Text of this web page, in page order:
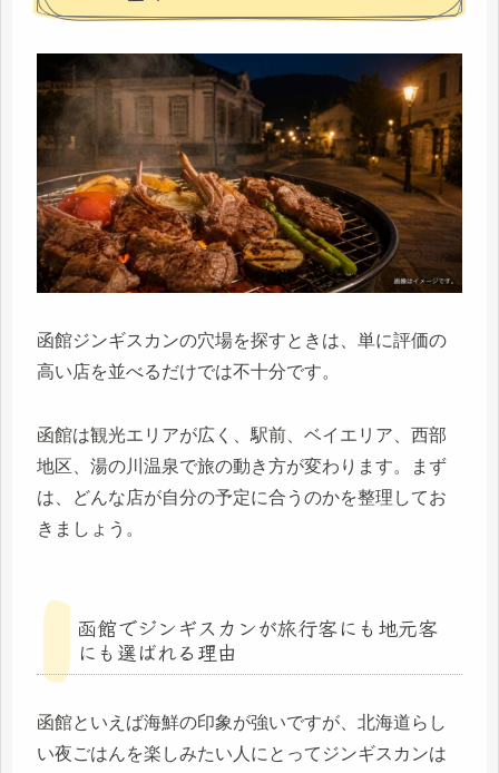
函館ジンギスカンの穴場を探すときは、単に評価の
高い店を並べるだけでは不十分です。
函館は観光エリアが広く、駅前、ベイエリア、西部
地区、湯の川温泉で旅の動き方が変わります。まず
は、どんな店が自分の予定に合うのかを整理してお
きましょう。
函館でジンギスカンが旅行客にも地元客
にも選ばれる理由
函館といえば海鮮の印象が強いですが、北海道らし
い夜ごはんを楽しみたい人にとってジンギスカンは